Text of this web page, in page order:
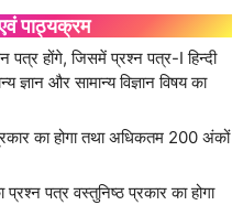
एवं पाठ्यक्रम
पत्र होंगे, जिसमें प्रश्न पत्र-I हिन्दी
ज्ञान और सामान्य विज्ञान विषय का
का होगा तथा अधिकतम 200 अंकों
प्रश्न पत्र वस्तुनिष्ठ प्रकार का होगा